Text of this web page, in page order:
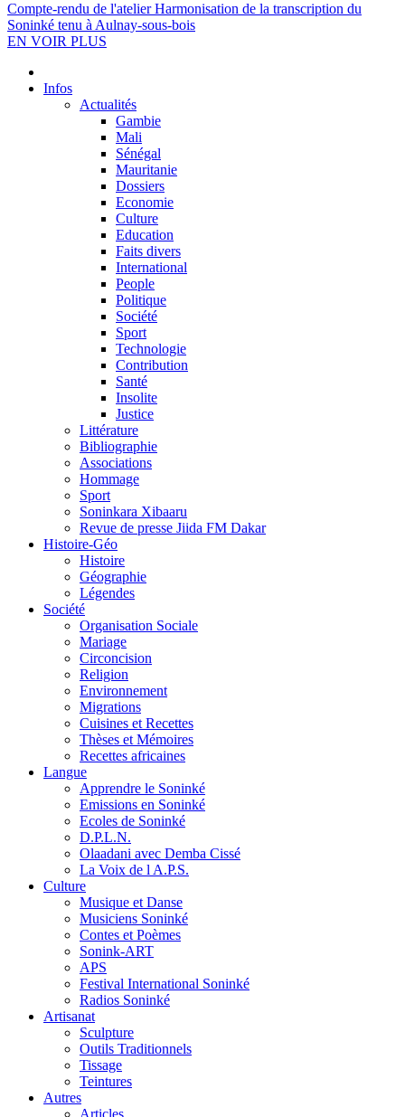
Compte-rendu de l'atelier Harmonisation de la transcription du
Soninké tenu à Aulnay-sous-bois
EN VOIR PLUS
Infos
Actualités
Gambie
Mali
Sénégal
Mauritanie
Dossiers
Economie
Culture
Education
Faits divers
International
People
Politique
Société
Sport
Technologie
Contribution
Santé
Insolite
Justice
Littérature
Bibliographie
Associations
Hommage
Sport
Soninkara Xibaaru
Revue de presse Jiida FM Dakar
Histoire-Géo
Histoire
Géographie
Légendes
Société
Organisation Sociale
Mariage
Circoncision
Religion
Environnement
Migrations
Cuisines et Recettes
Thèses et Mémoires
Recettes africaines
Langue
Apprendre le Soninké
Emissions en Soninké
Ecoles de Soninké
D.P.L.N.
Olaadani avec Demba Cissé
La Voix de l A.P.S.
Culture
Musique et Danse
Musiciens Soninké
Contes et Poèmes
Sonink-ART
APS
Festival International Soninké
Radios Soninké
Artisanat
Sculpture
Outils Traditionnels
Tissage
Teintures
Autres
Articles